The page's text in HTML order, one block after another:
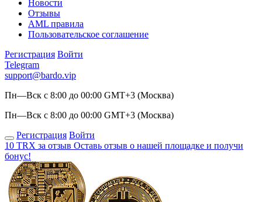
Новости
Отзывы
AML правила
Пользовательское соглашение
Регистрация Войти
Telegram
support@bardo.vip
Пн—Вск с 8:00 до 00:00 GMT+3 (Москва)
Пн—Вск с 8:00 до 00:00 GMT+3 (Москва)
Регистрация Войти
10 TRX за отзыв Оставь отзыв о нашей площадке и получи
бонус!